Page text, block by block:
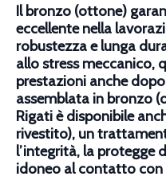
Il bronzo (ottone)
eccellente nella
robustezza e lunga
allo stress meccanico,
prestazioni anche
assemblata in bronzo
Rigati è disponibile
rivestito), un
l’integrità, la protegge
idoneo al contatto con